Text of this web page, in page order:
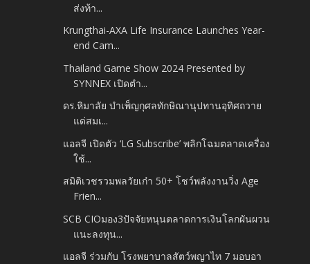
ส่งท้า...
Krungthai-AXA Life Insurance Launches Year-
end Cam...
Thailand Game Show 2024 Presented by
SYNNEX เปิดตำ...
ดร.หิมาลัย บำเพ็ญกุศลทักษิณานุปทานอุทิศถวาย
แด่สมเ...
แอลจี เปิดตัว ‘LG Subscribe’ พลิกโฉมตลาดเครื่อง
ใช้...
สมิติเวชรวมพลวัยเก๋า 50+ โชว์พลังงานวิ่ง Age
Frien...
SCB CIOมอง3ปัจจัยหนุนตลาดการเงินโลกผันผวน
แนะลงทุน...
แอลจี ร่วมกับ โรงพยาบาลสัตว์พญาไท 7 มอบอา